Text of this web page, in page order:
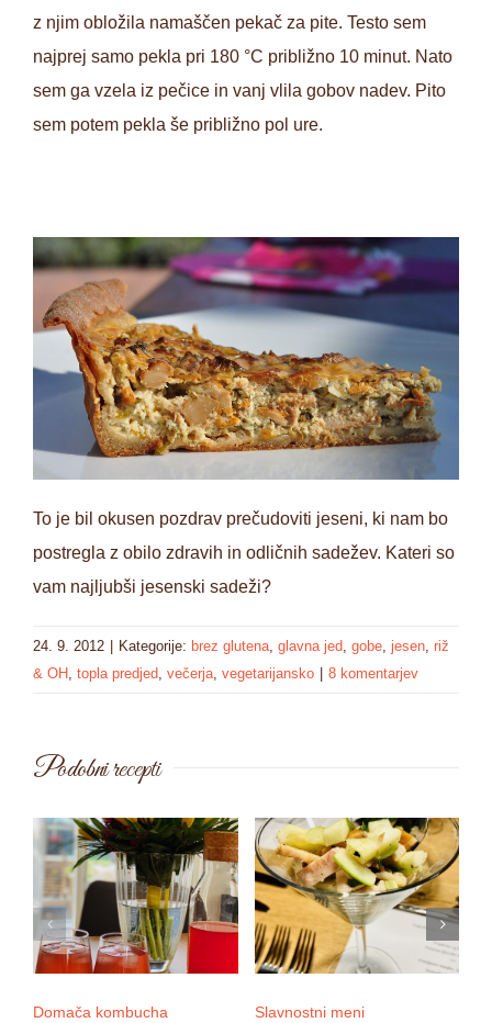
z njim obložila namaščen pekač za pite. Testo sem
najprej samo pekla pri 180 °C približno 10 minut. Nato
sem ga vzela iz pečice in vanj vlila gobov nadev. Pito
sem potem pekla še približno pol ure.
To je bil okusen pozdrav prečudoviti jeseni, ki nam bo
postregla z obilo zdravih in odličnih sadežev. Kateri so
vam najljubši jesenski sadeži?
24. 9. 2012 | Kategorije: brez glutena glavna jed gobe jesen riž
& OH topla predjed večerja vegetarijansko | 8 komentarjev
Podobni recepti
Domača kombucha Slavnostni meni